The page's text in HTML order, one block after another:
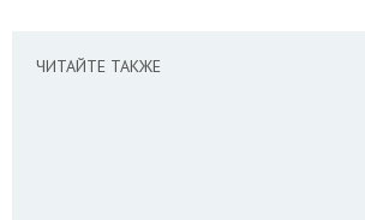
ЧИТАЙТЕ ТАКЖЕ